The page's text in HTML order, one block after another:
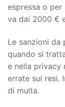
espressa o
va dai 2000 €
Le sanzioni da
quando si
e nella privacy
errate sui resi.
di multa.